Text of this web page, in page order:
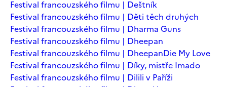
Festival francouzského filmu | Deštník
Festival francouzského filmu | Děti těch druhých
Festival francouzského filmu | Dharma Guns
Festival francouzského filmu | Dheepan
Festival francouzského filmu | DheepanDie My Love
Festival francouzského filmu | Díky, mistře Imado
Festival francouzského filmu | Dilili v Paříži